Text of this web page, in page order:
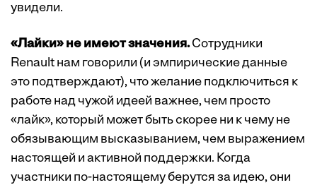
увидели.
«Лайки» не имеют значения.Сотрудники
Renault нам говорили (и эмпирические данные
это подтверждают), что желание подключиться к
работе над чужой идеей важнее, чем просто
«лайк», который может быть скорее ни к чему не
обязывающим высказыванием, чем выражением
настоящей и активной поддержки. Когда
участники по-настоящему берутся за идею, они